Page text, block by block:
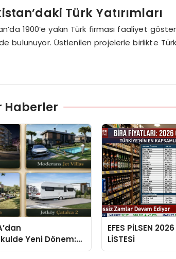
Türk Yatırımları
1900’e yakın Türk firması faaliyet
bulunuyor. Üstlenilen projelerle birlikte
Haberler
Yeni Dönem:
ve Yatırım
EFES PİLSEN
LİSTESİ